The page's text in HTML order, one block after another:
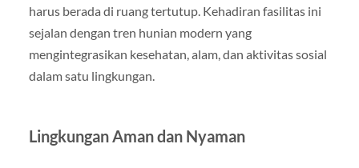
harus berada di ruang tertutup. Kehadiran fasilitas ini
sejalan dengan tren hunian modern yang
mengintegrasikan kesehatan, alam, dan aktivitas sosial
dalam satu lingkungan.
Lingkungan Aman dan Nyaman